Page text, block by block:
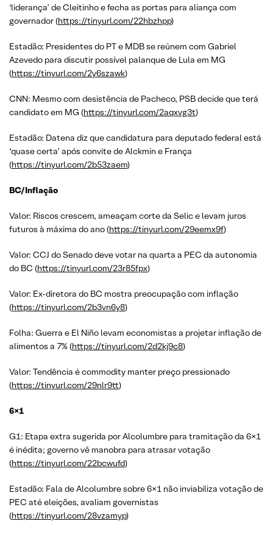
‘liderança’ de Cleitinho e fecha as portas para aliança com
governador (https://tinyurl.com/22hbzhpp)
Estadão: Presidentes do PT e MDB se reúnem com Gabriel
Azevedo para discutir possível palanque de Lula em MG
(https://tinyurl.com/2y6szawk)
CNN: Mesmo com desistência de Pacheco, PSB decide que terá
candidato em MG (https://tinyurl.com/2aqxvg3t)
Estadão: Datena diz que candidatura para deputado federal está
‘quase certa’ após convite de Alckmin e França
(https://tinyurl.com/2b53zaem)
BC/Inflação
Valor: Riscos crescem, ameaçam corte da Selic e levam juros
futuros à máxima do ano (https://tinyurl.com/29eemx9f)
Valor: CCJ do Senado deve votar na quarta a PEC da autonomia
do BC (https://tinyurl.com/23r85fpx)
Valor: Ex-diretora do BC mostra preocupação com inflação
(https://tinyurl.com/2b3vn6y8)
Folha: Guerra e El Niño levam economistas a projetar inflação de
alimentos a 7% (https://tinyurl.com/2d2kj9c8)
Valor: Tendência é commodity manter preço pressionado
(https://tinyurl.com/29nlr9tt)
6×1
G1: Etapa extra sugerida por Alcolumbre para tramitação da 6×1
é inédita; governo vê manobra para atrasar votação
(https://tinyurl.com/22bcwufd)
Estadão: Fala de Alcolumbre sobre 6×1 não inviabiliza votação de
PEC até eleições, avaliam governistas
(https://tinyurl.com/28vzamyp)